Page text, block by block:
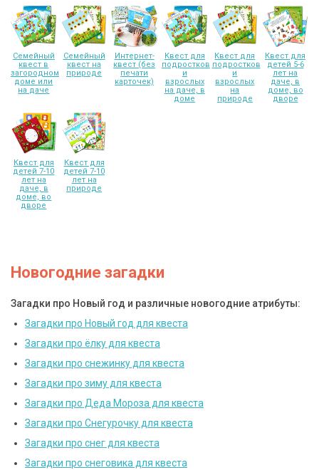
Семейный
квест в
загородном
доме или
на даче
Семейный
квест на
природе
Интернет-
квест (без
печати
карточек)
Квест для
подростков
и
взрослых
на даче, в
доме
Квест для
подростков
и
взрослых
на
природе
Квест для
детей 5-6
лет на
даче, в
доме, во
дворе
Квест для
детей 7-10
лет на
даче, в
доме, во
дворе
Квест для
детей 7-10
лет на
природе
Новогодние загадки
Загадки про Новый год и различные новогодние атрибуты:
Загадки про Новый год для квеста
Загадки про ёлку для квеста
Загадки про снежинку для квеста
Загадки про зиму для квеста
Загадки про Деда Мороза для квеста
Загадки про Снегурочку для квеста
Загадки про снег для квеста
Загадки про снеговика для квеста